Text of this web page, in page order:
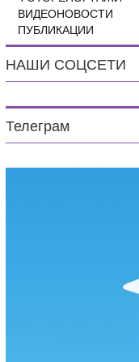
ВИДЕОНОВОСТИ
ПУБЛИКАЦИИ
НАШИ СОЦСЕТИ
Телеграм